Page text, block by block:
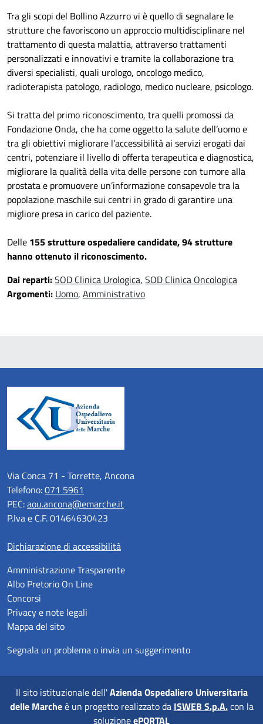
Tra gli scopi del Bollino Azzurro vi è quello di segnalare le
strutture che favoriscono un approccio multidisciplinare nel
trattamento di questa malattia, attraverso trattamenti
personalizzati e innovativi e tramite la collaborazione tra
diversi specialisti, quali urologo, oncologo medico,
radioterapista patologo, radiologo, medico nucleare, psicologo.
Si tratta del primo riconoscimento, tra quelli promossi da
Fondazione Onda, che ha come oggetto la salute dell’uomo e
tra gli obiettivi migliorare l’accessibilità ai servizi erogati dai
centri, potenziare il livello di offerta terapeutica e diagnostica,
migliorare la qualità della vita delle persone con tumore alla
prostata e promuovere un’informazione consapevole tra la
popolazione maschile sui centri in grado di garantire una
migliore presa in carico del paziente.
Delle 155 strutture ospedaliere candidate, 94 strutture
hanno ottenuto il riconoscimento.
Dai reparti:SOD Clinica Urologica, SOD Clinica Oncologica
Argomenti: Uomo, Amministrativo
Via Conca 71 - Torrette, Ancona
Telefono:071 5961
PEC:aou.ancona@emarche.it
P.Iva e C.F. 01464630423
Dichiarazione di accessibilità
Amministrazione Trasparente
Albo Pretorio On Line
Concorsi
Privacy e note legali
Mappa del sito
Segnala un problema o invia un suggerimento
Il sito istituzionale dell'Azienda Ospedaliero Universitaria
delle Marcheè un progetto realizzato da ISWEB S.p.A.con la
soluzioneePORTAL